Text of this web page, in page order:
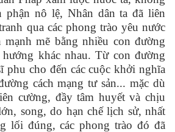
phận nô lệ, Nhân dân ta đã liên
qua các phong trào yêu nước
mẽ bằng nhiều con đường
khác nhau. Từ con đường
phu cho đến các cuộc khởi nghĩa
cách mạng tư sản... mặc dù
cường, đầy tâm huyết và chịu
song, do hạn chế lịch sử, nhất
lối đúng, các phong trào đó đã